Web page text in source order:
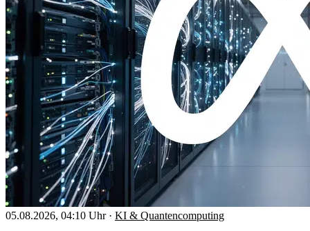
05.08.2026, 04:10 Uhr · KI & Quantencomputing